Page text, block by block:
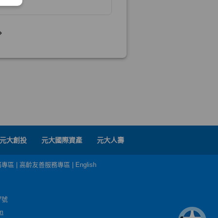
元大創投 元大國際資產 元大人壽
區 高齡友善服務專區 English
號